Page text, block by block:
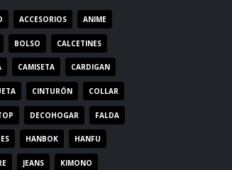
ACCESORIOS ANIME
BOLSO CALCETINES
CAMISETA CARDIGAN
CINTURÓN COLLAR
DECOHOGAR FALDA
HANBOK HANFU
JEANS KIMONO